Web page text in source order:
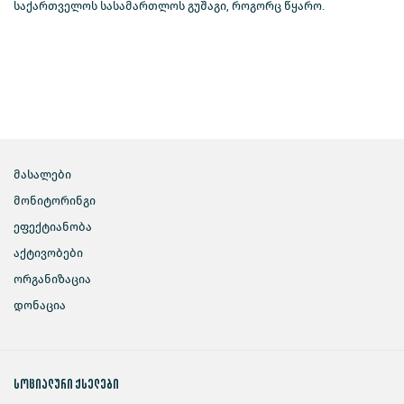
საქართველოს სასამართლოს გუშაგი, როგორც წყარო.
მასალები
მონიტორინგი
ეფექტიანობა
აქტივობები
ორგანიზაცია
დონაცია
სოციალური ქსელები